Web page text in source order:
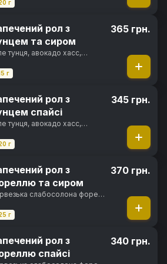
сир пармезан, майонез
г
рол з
та сиром
тунця, авокадо хасс,
японський майонез,
г
365 грн.
рол з
спайсі
тунця, авокадо хасс,
фірмовий соус, перець
г
345 грн.
рол з
та сиром
слабосолона форель,
сир пармезан, японський
г
370 грн.
рол з
спайсі
340 грн.